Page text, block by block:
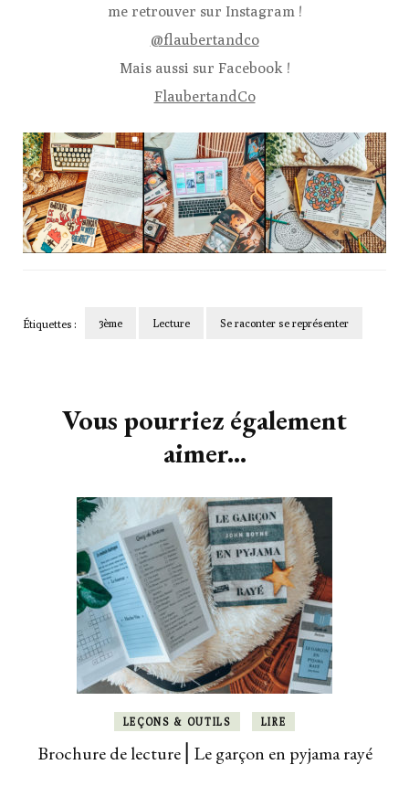
me retrouver sur Instagram !
@flaubertandco
Mais aussi sur Facebook !
FlaubertandCo
Étiquettes : 3ème Lecture Se raconter se représenter
Vous pourriez également
aimer...
LEÇONS & OUTILS LIRE
Brochure de lecture ⎜Le garçon en pyjama rayé